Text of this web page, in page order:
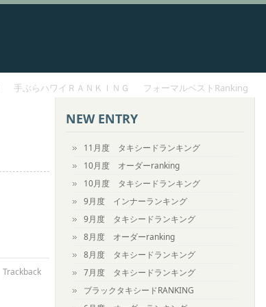
手ぶらハワイＲＡＮＫＩＮＧ フォーマルベストRanking
Trackback
NEW ENTRY
11月度 タキシードランキング
10月度 オーダーranking
10月度 タキシードランキング
9月度 インナーランキング
9月度 タキシードランキング
8月度 オーダーranking
8月度 タキシードランキング
7月度 タキシードランキング
ブラックタキシードRANKING